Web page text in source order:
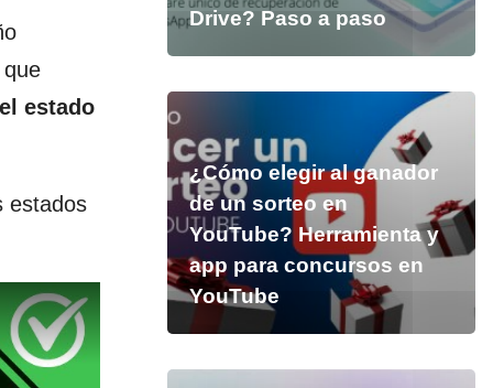
estado
estados
Drive? Paso a paso
¿Cómo elegir al ganador
de un sorteo en
YouTube? Herramienta y
app para concursos en
YouTube